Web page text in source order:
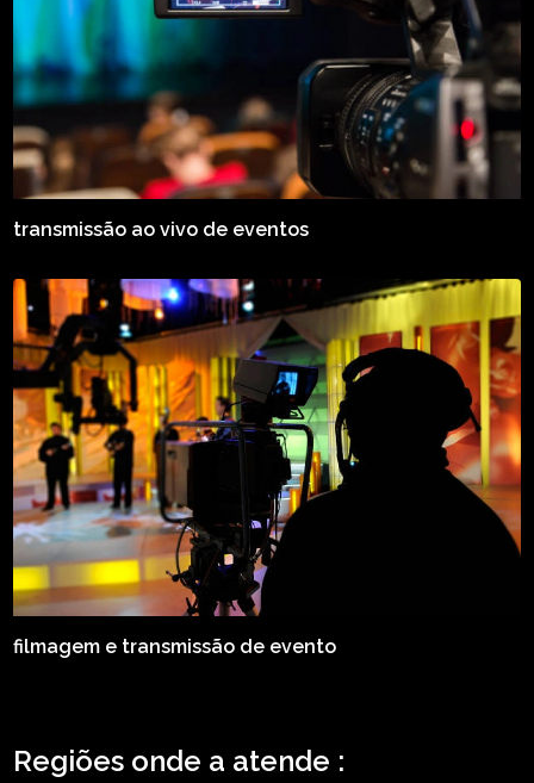
transmissão ao vivo de eventos
filmagem e transmissão de evento
Regiões onde a atende :